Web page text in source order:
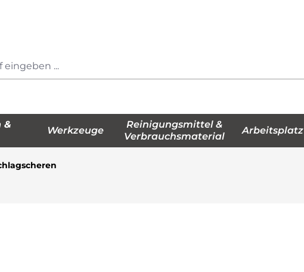
&
Werkzeuge
Reinigungsmittel &
Verbrauchsmaterial
Arbeitsplatz